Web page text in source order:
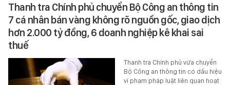
Thanh tra Chính phủ chuyển Bộ Công an thông tin
7 cá nhân bán vàng không rõ nguồn gốc, giao dịch
hơn 2.000 tỷ đồng, 6 doanh nghiệp kê khai sai
thuế
Thanh tra Chính phủ vừa chuyển
Bộ Công an thông tin có dấu hiệu
vi phạm pháp luật liên quan hoạt